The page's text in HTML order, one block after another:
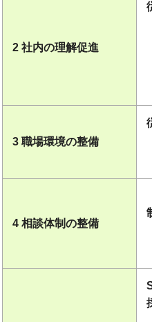
2 社内の理解促進
3 職場環境の整備
4 相談体制の整備